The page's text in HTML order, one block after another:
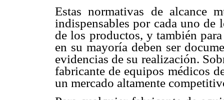
Estas normativas de alcance
indispensables por cada uno de
de los productos, y también
en su mayoría deben ser
evidencias de su realización.
fabricante de equipos médicos
un mercado altamente